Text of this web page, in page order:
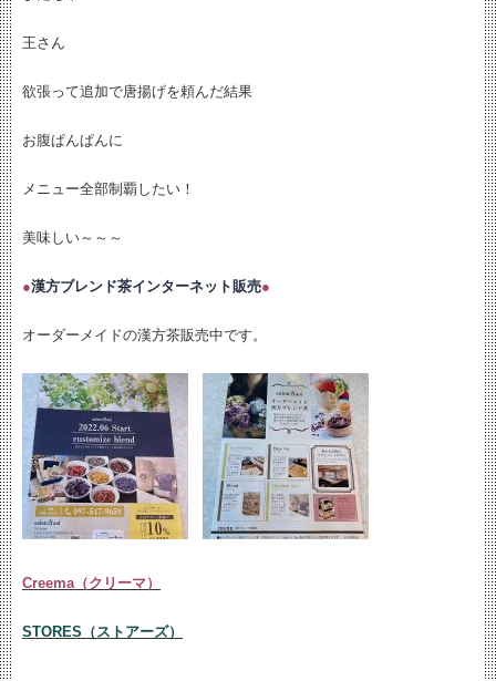
王さん
欲張って追加で唐揚げを頼んだ結果
お腹ぱんぱんに
メニュー全部制覇したい！
美味しい～～～
●漢方ブレンド茶インターネット販売●
オーダーメイドの漢方茶販売中です。
Creema（クリーマ）
STORES（ストアーズ）